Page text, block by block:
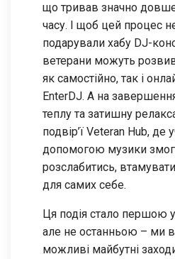
що тривав значно
часу. І щоб цей процес
подарували хабу DJ-
ветерани можуть
як самостійно, так і
EnterDJ. А на
теплу та затишну
подвір’ї Veteran Hub, де
допомогою музики
розслабитись,
для самих себе.
Ця подія стало першою
але не останньою – ми
можливі майбутні